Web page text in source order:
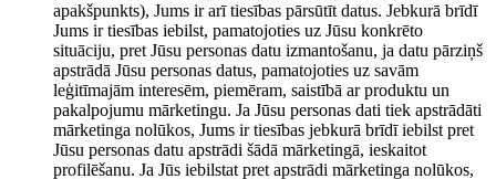
apakšpunkts), Jums ir arī tiesības pārsūtīt datus. Jebkurā brīdī
Jums ir tiesības iebilst, pamatojoties uz Jūsu konkrēto
situāciju, pret Jūsu personas datu izmantošanu, ja datu pārziņš
apstrādā Jūsu personas datus, pamatojoties uz savām
leģitīmajām interesēm, piemēram, saistībā ar produktu un
pakalpojumu mārketingu. Ja Jūsu personas dati tiek apstrādāti
mārketinga nolūkos, Jums ir tiesības jebkurā brīdī iebilst pret
Jūsu personas datu apstrādi šādā mārketingā, ieskaitot
profilēšanu. Ja Jūs iebilstat pret apstrādi mārketinga nolūkos,